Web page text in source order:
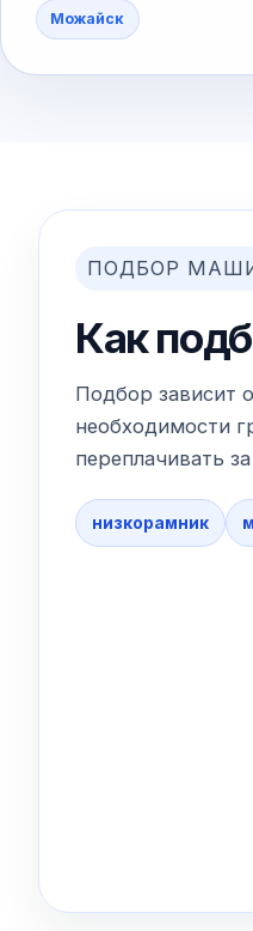
Можайск
ПОДБОР
Как
Подбор зависит
необходимости
переплачивать
низкорамник